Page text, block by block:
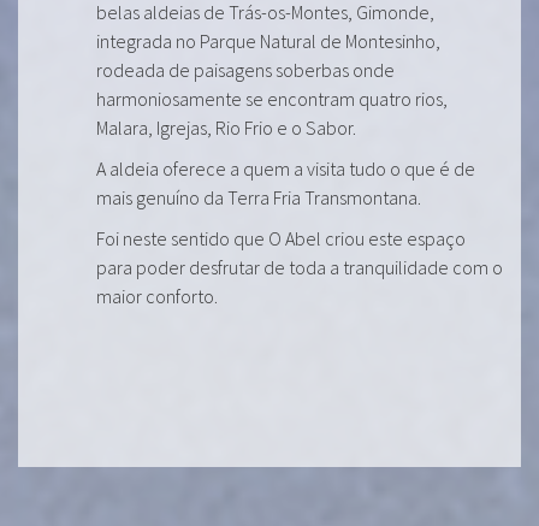
belas aldeias de Trás-os-Montes, Gimonde,
integrada no Parque Natural de Montesinho,
rodeada de paisagens soberbas onde
harmoniosamente se encontram quatro rios,
Malara, Igrejas, Rio Frio e o Sabor.
A aldeia oferece a quem a visita tudo o que é de
mais genuíno da Terra Fria Transmontana.
Foi neste sentido que O Abel criou este espaço
para poder desfrutar de toda a tranquilidade com o
maior conforto.